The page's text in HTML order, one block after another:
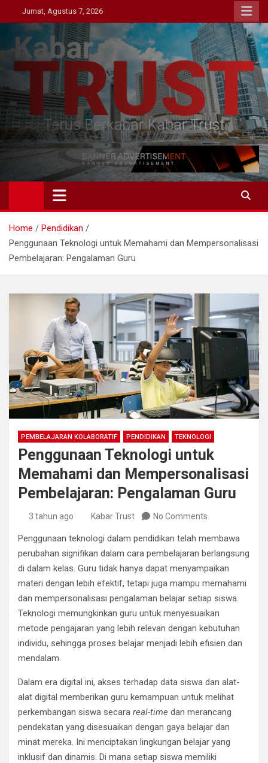
to
content
Jumat, Agustus 7, 2026
Kabar Trust
Terus Berkabar Kabar Trust
Home
Pendidikan
Penggunaan Teknologi untuk Memahami dan Mempersonalisasi
Pembelajaran: Pengalaman Guru
PEMBELAJARAN KOLABORATIF PENDIDIKAN TEKNOLOGI
Penggunaan Teknologi untuk
Memahami dan Mempersonalisasi
Pembelajaran: Pengalaman Guru
3 tahun ago Kabar Trust No Comments
Penggunaan teknologi dalam pendidikan telah membawa
perubahan signifikan dalam cara pembelajaran berlangsung
di dalam kelas. Guru tidak hanya dapat menyampaikan
materi dengan lebih efektif, tetapi juga mampu memahami
dan mempersonalisasi pengalaman belajar setiap siswa.
Teknologi memungkinkan guru untuk menyesuaikan
metode pengajaran yang lebih relevan dengan kebutuhan
individu, sehingga proses belajar menjadi lebih efisien dan
mendalam.
Dalam era digital ini, akses terhadap data siswa dan alat-
alat digital memberikan guru kemampuan untuk melihat
perkembangan siswa secara real-time dan merancang
pendekatan yang disesuaikan dengan gaya belajar dan
minat mereka. Ini menciptakan lingkungan belajar yang
inklusif dan dinamis. Di mana setiap siswa memiliki